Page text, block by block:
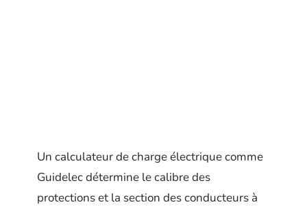
Un calculateur de charge électrique comme
Guidelec détermine le calibre des
protections et la section des conducteurs à